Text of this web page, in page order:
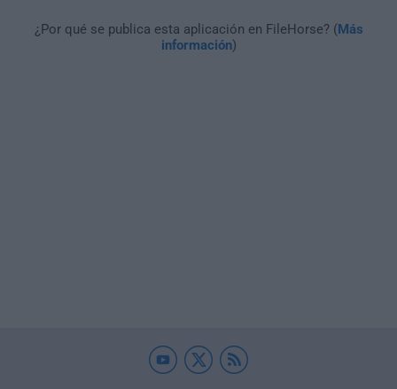
¿Por qué se publica esta aplicación en FileHorse? (Más
información)